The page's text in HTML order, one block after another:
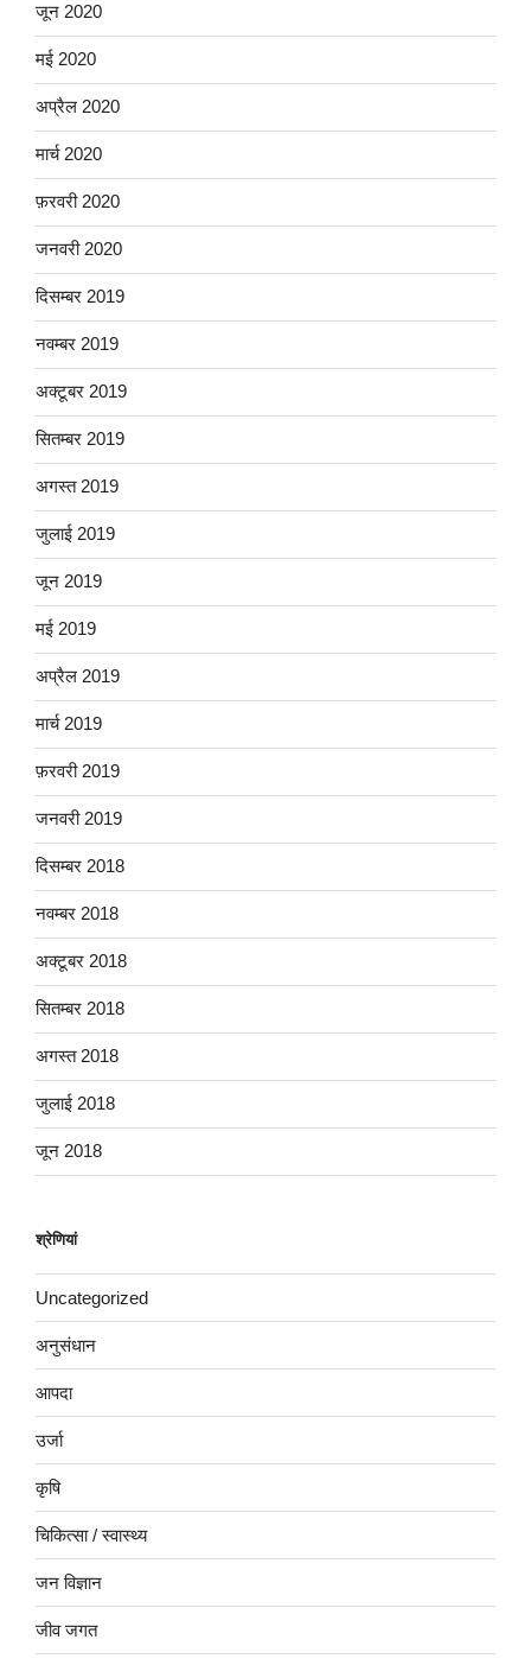
जून 2020
मई 2020
अप्रैल 2020
मार्च 2020
फ़रवरी 2020
जनवरी 2020
दिसम्बर 2019
नवम्बर 2019
अक्टूबर 2019
सितम्बर 2019
अगस्त 2019
जुलाई 2019
जून 2019
मई 2019
अप्रैल 2019
मार्च 2019
फ़रवरी 2019
जनवरी 2019
दिसम्बर 2018
नवम्बर 2018
अक्टूबर 2018
सितम्बर 2018
अगस्त 2018
जुलाई 2018
जून 2018
श्रेणियां
Uncategorized
अनुसंधान
आपदा
उर्जा
कृषि
चिकित्सा / स्वास्थ्य
जन विज्ञान
जीव जगत